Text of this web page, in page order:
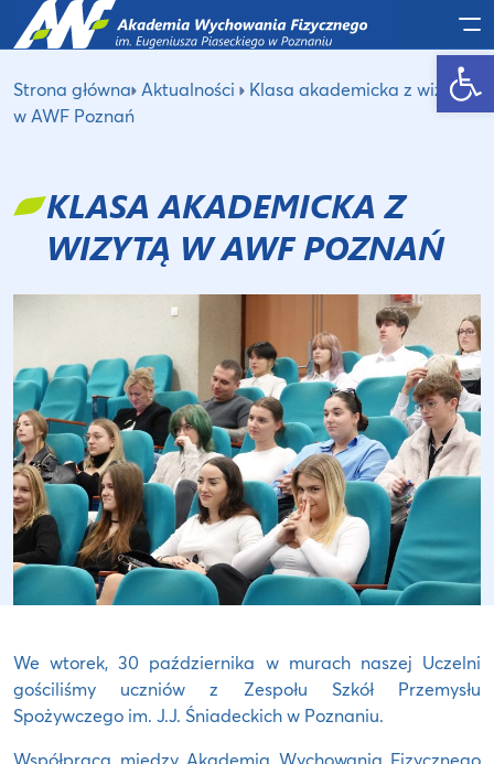
Otwórz pasek narzędzi
Strona główna Aktualności
Klasa akademicka z wizytą
w AWF Poznań
KLASA AKADEMICKA Z
WIZYTĄ W AWF POZNAŃ
We wtorek, 30 października w murach naszej Uczelni
gościliśmy uczniów z Zespołu Szkół Przemysłu
Spożywczego im. J.J. Śniadeckich w Poznaniu.